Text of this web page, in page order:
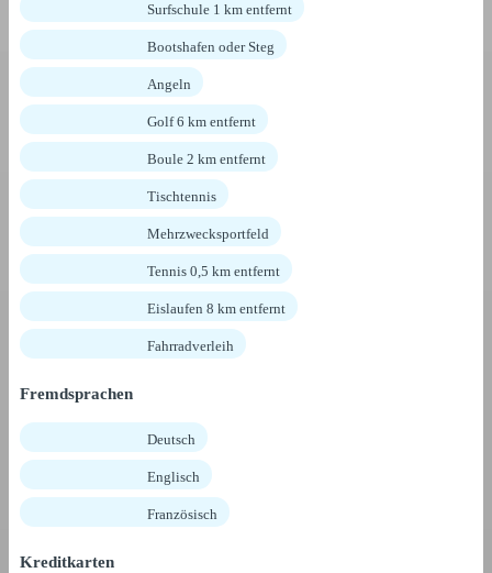
Surfschule 1 km entfernt
Bootshafen oder Steg
Angeln
Golf 6 km entfernt
Boule 2 km entfernt
Tischtennis
Mehrzwecksportfeld
Tennis 0,5 km entfernt
Eislaufen 8 km entfernt
Fahrradverleih
Fremdsprachen
Deutsch
Englisch
Französisch
Kreditkarten